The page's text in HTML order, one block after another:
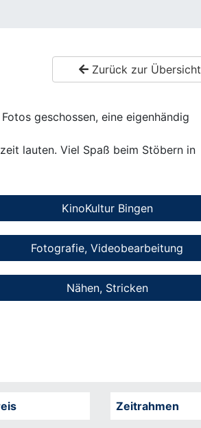
Zurück zur Übersicht
geschossen, eine eigenhändig
lauten. Viel Spaß beim Stöbern in
KinoKultur Bingen
Fotografie, Videobearbeitung
Nähen, Stricken
Zeitrahmen